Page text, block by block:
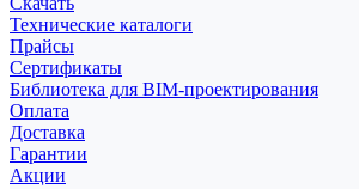
Технические каталоги
Прайсы
Сертификаты
Библиотека для BIM-проектирования
Оплата
Доставка
Гарантии
Акции